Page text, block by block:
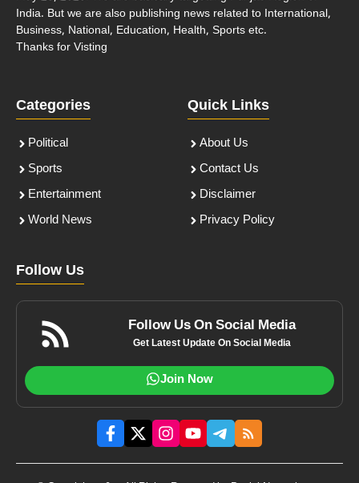
India. But we are also publishing news related to International,
Business, National, Education, Health, Sports etc.
Thanks for Visting
Categories
Political
Sports
Entertainment
World News
Quick Links
About Us
Contact Us
Disclaimer
Privacy Policy
Follow Us
Follow Us On Social Media
Get Latest Update On Social Media
Join Now